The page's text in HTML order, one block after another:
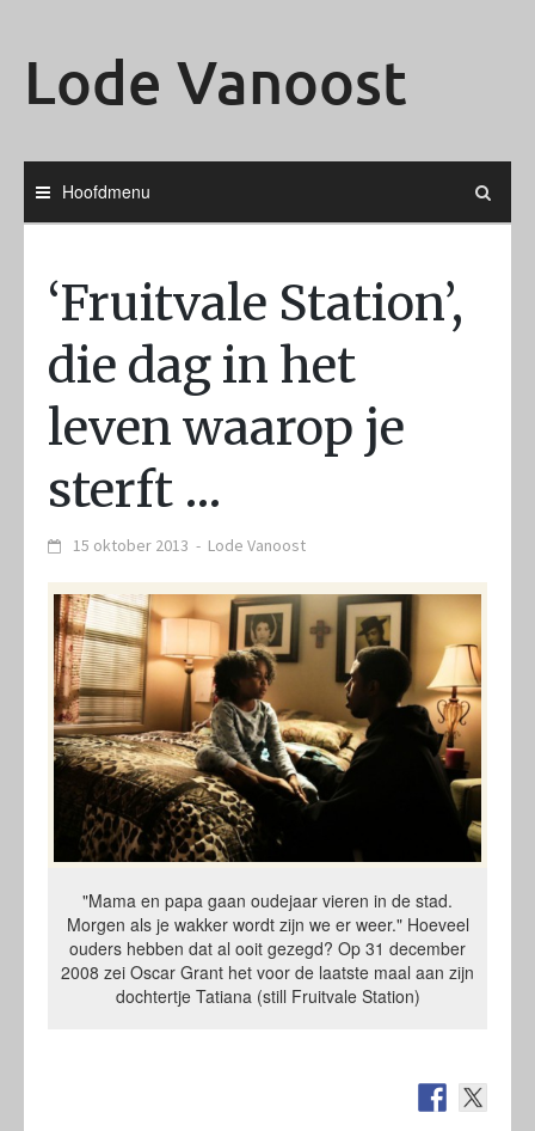
Lode Vanoost
Hoofdmenu
‘Fruitvale Station’,
die dag in het
leven waarop je
sterft …
15 oktober 2013 - Lode Vanoost
"Mama en papa gaan oudejaar vieren in de stad.
Morgen als je wakker wordt zijn we er weer." Hoeveel
ouders hebben dat al ooit gezegd? Op 31 december
2008 zei Oscar Grant het voor de laatste maal aan zijn
dochtertje Tatiana (still Fruitvale Station)